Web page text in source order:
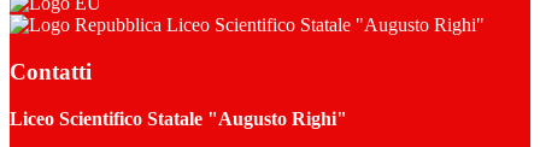
Liceo Scientifico Statale "Augusto Righi"
Contatti
Liceo Scientifico Statale "Augusto Righi"